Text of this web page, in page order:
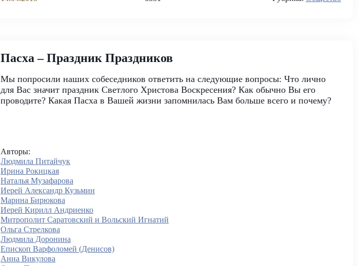
Пасха – Праздник Праздников
Мы попросили наших собеседников ответить на следующие вопросы: Что лично
для Вас значит праздник Светлого Христова Воскресения? Как обычно Вы его
проводите? Какая Пасха в Вашей жизни запомнилась Вам больше всего и почему?
Авторы:
Людмила Питайчук
Ирина Рокицкая
Наталья Музафарова
Иерей Александр Кузьмин
Марина Бирюкова
Иерей Кирилл Андриенко
Митрополит Саратовский и Вольский Игнатий
Ольга Стрелкова
Людмила Доронина
Епископ Варфоломей (Денисов)
Анна Викулова